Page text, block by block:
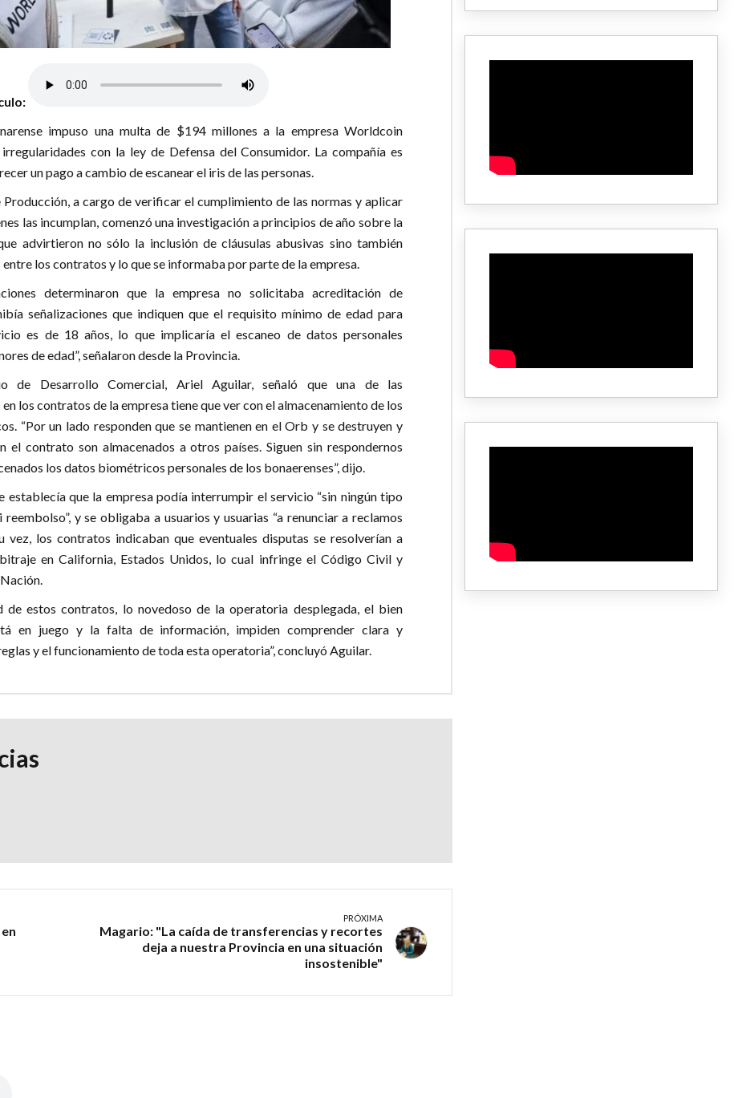
impuso una multa de $194 millones a la empresa Worldcoin
con la ley de Defensa del Consumidor. La compañía es
un pago a cambio de escanear el iris de las personas.
a cargo de verificar el cumplimiento de las normas y aplicar
las incumplan, comenzó una investigación a principios de año sobre la
advirtieron no sólo la inclusión de cláusulas abusivas sino también
los contratos y lo que se informaba por parte de la empresa.
determinaron que la empresa no solicitaba acreditación de
señalizaciones que indiquen que el requisito mínimo de edad para
es de 18 años, lo que implicaría el escaneo de datos personales
de edad”, señalaron desde la Provincia.
de Desarrollo Comercial, Ariel Aguilar, señaló que una de las
los contratos de la empresa tiene que ver con el almacenamiento de los
“Por un lado responden que se mantienen en el Orb y se destruyen y
el contrato son almacenados a otros países. Siguen sin respondernos
los datos biométricos personales de los bonaerenses”, dijo.
establecía que la empresa podía interrumpir el servicio “sin ningún tipo
y se obligaba a usuarios y usuarias “a renunciar a reclamos
vez, los contratos indicaban que eventuales disputas se resolverían a
en California, Estados Unidos, lo cual infringe el Código Civil y
de estos contratos, lo novedoso de la operatoria desplegada, el bien
en juego y la falta de información, impiden comprender clara y
y el funcionamiento de toda esta operatoria”, concluyó Aguilar.
PRÓXIMA
Magario: "La caída de transferencias y recortes
deja a nuestra Provincia en una situación
insostenible"